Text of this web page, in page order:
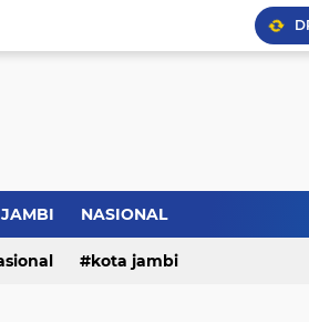
NASIONAL
kota jambi